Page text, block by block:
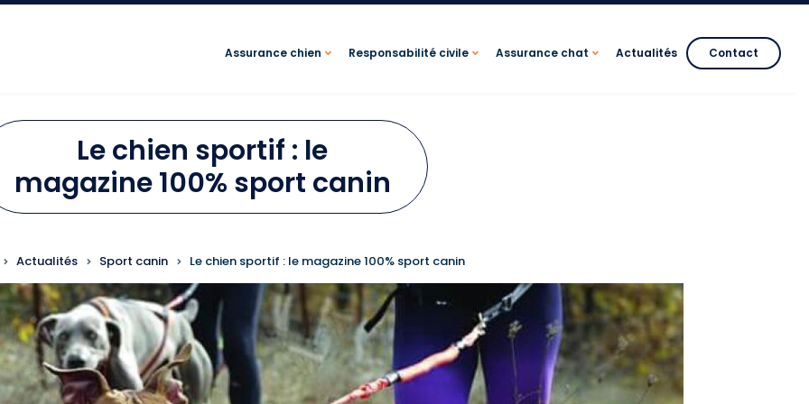
Assurance chien Responsabilité civile Assurance chat Actualités Contact
Le chien sportif : le
magazine 100% sport canin
FIL D'ARIANE
Actualités Sport canin Le chien sportif : le magazine 100% sport canin